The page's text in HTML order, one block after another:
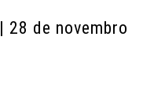
| 28 de novembro